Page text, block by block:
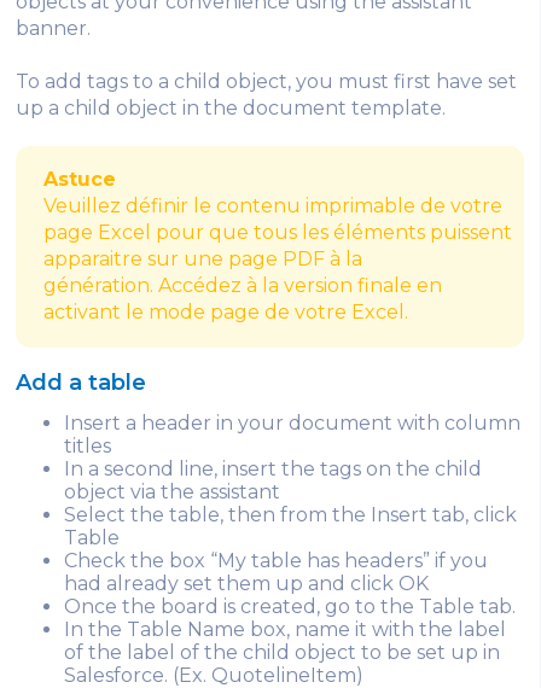
banner.
To add tags to a child object, you must first have set
up a child object in the document template.
Astuce
Veuillez définir le contenu imprimable de votre
page Excel pour que tous les éléments puissent
apparaitre sur une page PDF à la
génération. Accédez à la version finale en
activant le mode page de votre Excel.
Add a table
Insert a header in your document with column
titles
In a second line, insert the tags on the child
object via the assistant
Select the table, then from the Insert tab, click
Table
Check the box “My table has headers” if you
had already set them up and click OK
Once the board is created, go to the Table tab.
In the Table Name box, name it with the label
of the label of the child object to be set up in
Salesforce. (Ex. QuotelineItem)